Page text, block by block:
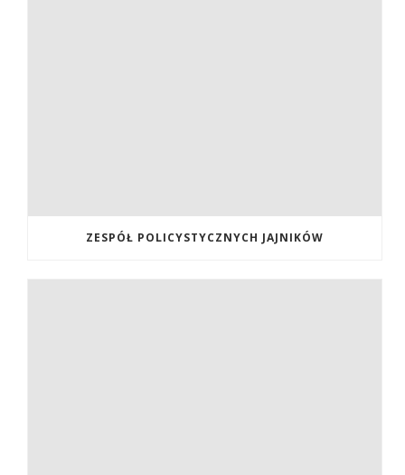
ZESPÓŁ POLICYSTYCZNYCH JAJNIKÓW